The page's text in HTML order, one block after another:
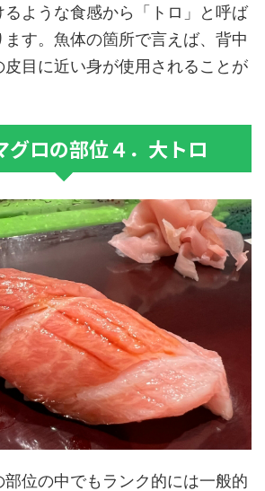
ような食感から「トロ」と呼ば
す。魚体の箇所で言えば、背中
目に近い身が使用されることが
グロの部位４．大トロ
位の中でもランク的には一般的